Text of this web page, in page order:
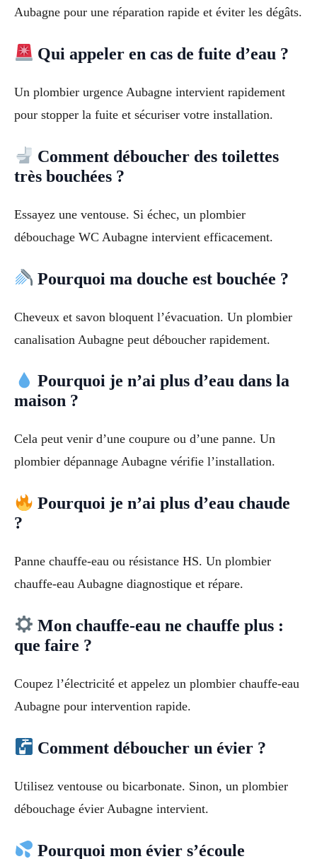
Aubagne pour une réparation rapide et éviter les dégâts.
Qui appeler en cas de fuite d’eau ?
Un plombier urgence Aubagne intervient rapidement
pour stopper la fuite et sécuriser votre installation.
Comment déboucher des toilettes
très bouchées ?
Essayez une ventouse. Si échec, un plombier
débouchage WC Aubagne intervient efficacement.
Pourquoi ma douche est bouchée ?
Cheveux et savon bloquent l’évacuation. Un plombier
canalisation Aubagne peut déboucher rapidement.
Pourquoi je n’ai plus d’eau dans la
maison ?
Cela peut venir d’une coupure ou d’une panne. Un
plombier dépannage Aubagne vérifie l’installation.
Pourquoi je n’ai plus d’eau chaude
?
Panne chauffe-eau ou résistance HS. Un plombier
chauffe-eau Aubagne diagnostique et répare.
Mon chauffe-eau ne chauffe plus :
que faire ?
Coupez l’électricité et appelez un plombier chauffe-eau
Aubagne pour intervention rapide.
Comment déboucher un évier ?
Utilisez ventouse ou bicarbonate. Sinon, un plombier
débouchage évier Aubagne intervient.
Pourquoi mon évier s’écoule